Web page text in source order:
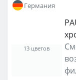
Германия
13 цветов